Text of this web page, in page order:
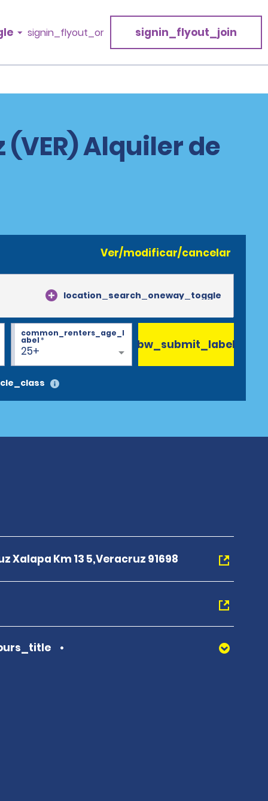
signin_flyout_or signin_flyout_join
Alquiler de
Ver/modificar/cancelar
location_search_oneway_toggle
25+
common_renters_age_l
abel* bw_submit_label
Xalapa Km 13 5,Veracruz 91698